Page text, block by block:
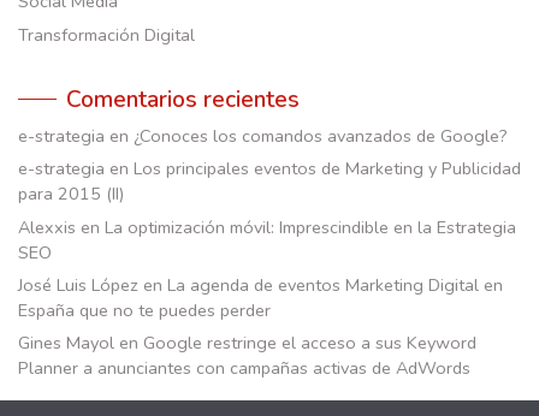
Transformación Digital
Comentarios recientes
e-strategia en ¿Conoces los comandos avanzados de Google?
e-strategia en Los principales eventos de Marketing y Publicidad
para 2015 (II)
Alexxis en La optimización móvil: Imprescindible en la Estrategia
SEO
José Luis López en La agenda de eventos Marketing Digital en
España que no te puedes perder
Gines Mayol en Google restringe el acceso a sus Keyword
Planner a anunciantes con campañas activas de AdWords